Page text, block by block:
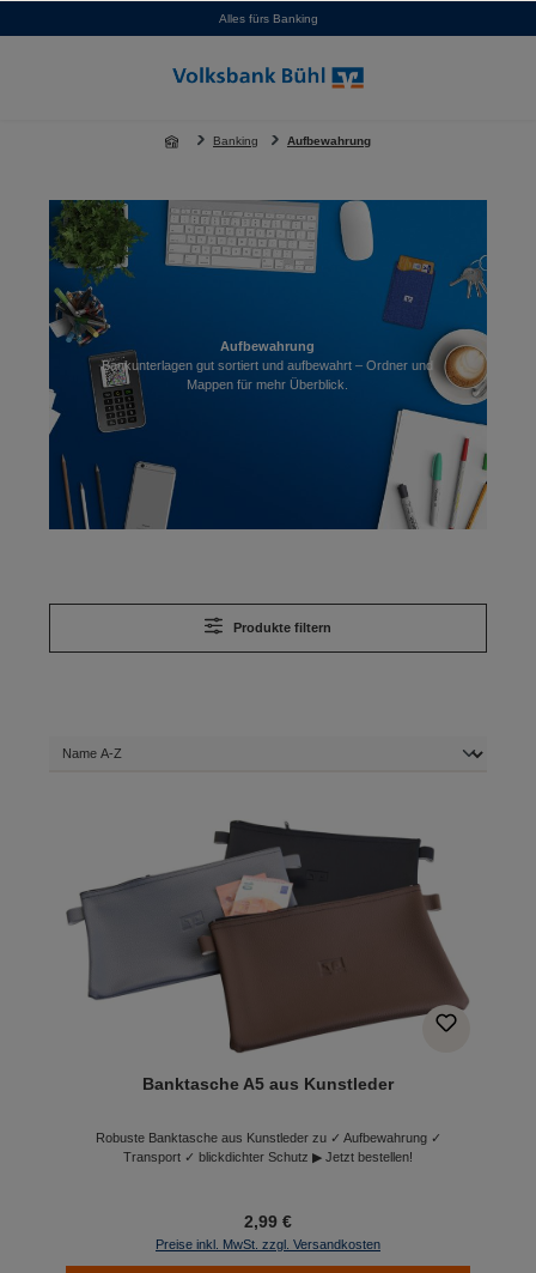
Alles fürs Banking
Banking Aufbewahrung
Aufbewahrung
Bankunterlagen gut sortiert und aufbewahrt – Ordner und
Mappen für mehr Überblick.
Produkte filtern
Banktasche A5 aus Kunstleder
Robuste Banktasche aus Kunstleder zu ✓ Aufbewahrung ✓
Transport ✓ blickdichter Schutz ▶ Jetzt bestellen!
2,99 €
Preise inkl. MwSt. zzgl. Versandkosten